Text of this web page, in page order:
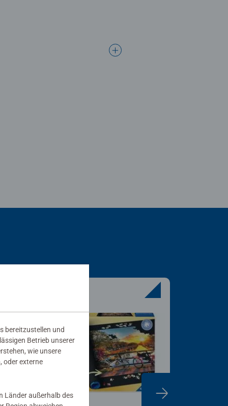
bereitzustellen und
Betrieb unserer
wie unsere
oder externe
Länder außerhalb des